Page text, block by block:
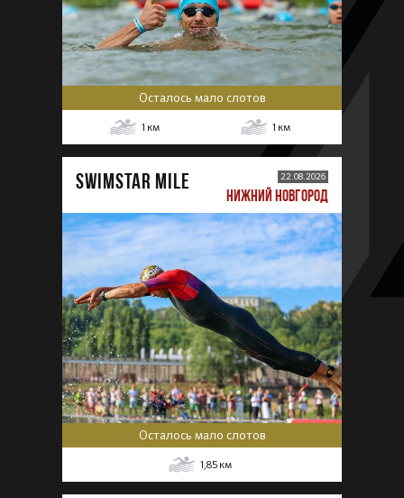
Осталось мало слотов
1 км 1 км
SWIMSTAR MILE 22.08.2026
НИЖНИЙ НОВГОРОД
Осталось мало слотов
1,85 км